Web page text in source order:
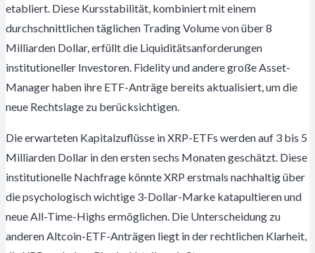
etabliert. Diese Kursstabilität, kombiniert mit einem
durchschnittlichen täglichen Trading Volume von über 8
Milliarden Dollar, erfüllt die Liquiditätsanforderungen
institutioneller Investoren. Fidelity und andere große Asset-
Manager haben ihre ETF-Anträge bereits aktualisiert, um die
neue Rechtslage zu berücksichtigen.
Die erwarteten Kapitalzuflüsse in XRP-ETFs werden auf 3 bis 5
Milliarden Dollar in den ersten sechs Monaten geschätzt. Diese
institutionelle Nachfrage könnte XRP erstmals nachhaltig über
die psychologisch wichtige 3-Dollar-Marke katapultieren und
neue All-Time-Highs ermöglichen. Die Unterscheidung zu
anderen Altcoin-ETF-Anträgen liegt in der rechtlichen Klarheit,